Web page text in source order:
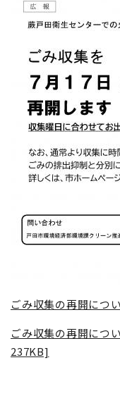
ごみ収集の再開につ
ごみ収集の再開につ
237KB]